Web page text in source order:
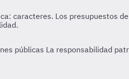
caracteres. Los presupuestos
públicas La responsabilidad